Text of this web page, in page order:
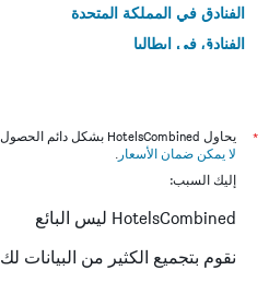
الفنادق في المملكة المتحدة
الفنادق في إيطاليا
*
يحاول HotelsCombined بشكل دائم الحصول على الأسعار الدقيقة، ولكن
لا يمكن ضمان الأسعار .
إليك السبب:
HotelsCombined ليس البائع
نقوم بتجميع الكثير من البيانات لك